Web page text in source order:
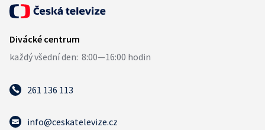
261 136 113
info@ceskatelevize.cz